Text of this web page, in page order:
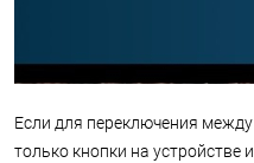
Если для переключения
только кнопки на устройстве